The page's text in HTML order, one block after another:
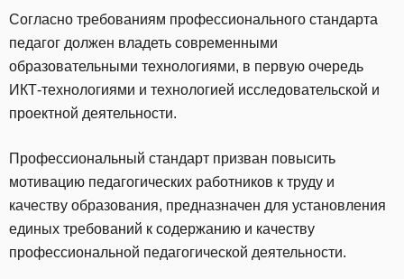
Согласно требованиям профессионального стандарта
педагог должен владеть современными
образовательными технологиями, в первую очередь
ИКТ-технологиями и технологией исследовательской и
проектной деятельности.
Профессиональный стандарт призван повысить
мотивацию педагогических работников к труду и
качеству образования, предназначен для установления
единых требований к содержанию и качеству
профессиональной педагогической деятельности.